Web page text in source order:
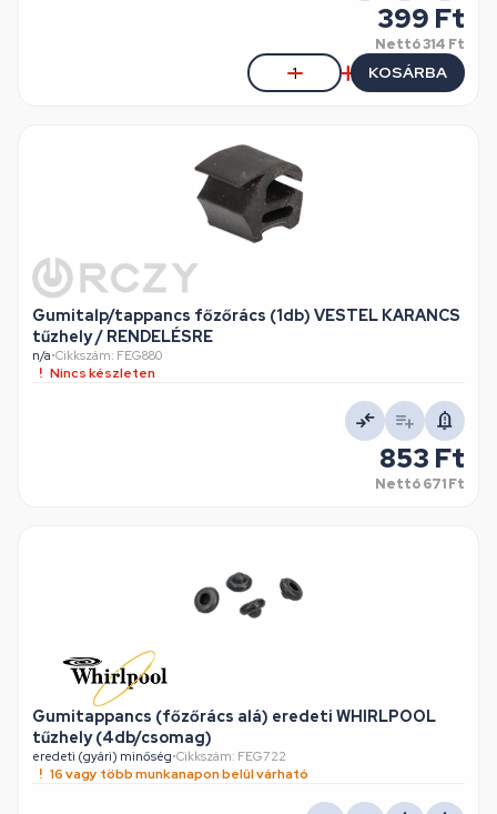
399 Ft
Nettó314 Ft
KOSÁRBA
Gumitalp/tappancs főzőrács (1db) VESTEL KARANCS
tűzhely / RENDELÉSRE
n/a•Cikkszám: FEG880
Nincs készleten
853 Ft
Nettó671 Ft
Gumitappancs (főzőrács alá) eredeti WHIRLPOOL
tűzhely (4db/csomag)
eredeti (gyári) minőség•Cikkszám: FEG722
16 vagy több munkanapon belül várható